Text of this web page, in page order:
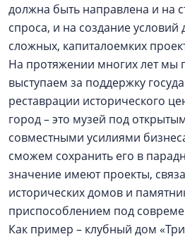
должна быть направлена и на
спроса, и на создание условий
сложных, капиталоемких
На протяжении многих лет мы
выступаем за поддержку
реставрации исторического
город – это музей под
совместными усилиями
сможем сохранить его в
значение имеют проекты,
исторических домов и
приспособлением под
Как пример – клубный дом